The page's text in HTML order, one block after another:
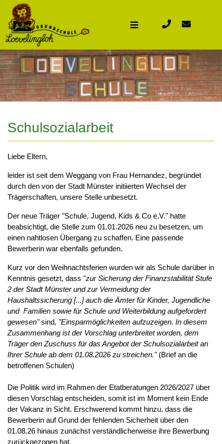
Schulsozialarbeit
Liebe Eltern,
leider ist seit dem Weggang von Frau Hernandez, begründet
durch den von der Stadt Münster initiierten Wechsel der
Trägerschaften, unsere Stelle unbesetzt.
Der neue Träger "Schule, Jugend, Kids & Co e.V." hatte
beabsichtigt, die Stelle zum 01.01.2026 neu zu besetzen, um
einen nahtlosen Übergang zu schaffen. Eine passende
Bewerberin war ebenfalls gefunden.
Kurz vor den Weihnachtsferien wurden wir als Schule darüber in
Kenntnis gesetzt, dass "zur Sicherung der Finanzstabilität Stufe
2 der Stadt Münster und zur Vermeidung der
Haushaltssicherung [...] auch die Ämter für Kinder, Jugendliche
und Familien sowie für Schule und Weiterbildung aufgefordert
gewesen"sind, "Einsparmöglichkeiten aufzuzeigen. In diesem
Zusammenhang ist der Vorschlag unterbreitet worden, dem
Träger den Zuschuss für das Angebot der Schulsozialarbeit an
Ihrer Schule ab dem 01.08.2026 zu streichen." (Brief an die
betroffenen Schulen)
Die Politik wird im Rahmen der Etatberatungen 2026/2027 über
diesen Vorschlag entscheiden, somit ist im Moment kein Ende
der Vakanz in Sicht. Erschwerend kommt hinzu, dass die
Bewerberin auf Grund der fehlenden Sicherheit über den
01.08.26 hinaus zunächst verständlicherweise ihre Bewerbung
zurückgezogen hat.